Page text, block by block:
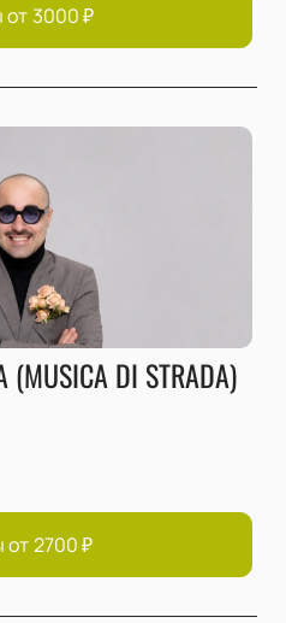
от 3000₽
DI STRADA)
от 2700₽